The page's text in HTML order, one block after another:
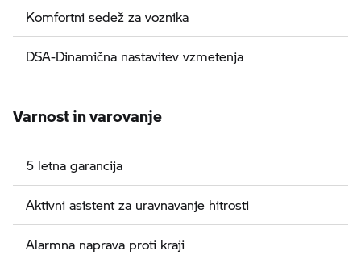
Komfortni sedež za voznika
DSA-Dinamična nastavitev vzmetenja
Varnost in varovanje
5 letna garancija
Aktivni asistent za uravnavanje hitrosti
Alarmna naprava proti kraji